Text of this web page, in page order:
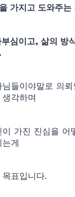
가지고 도와주는
심이고, 삶의 방
들이야말로 의뢰
각하며
가진 진심을 어
게
목표입니다.